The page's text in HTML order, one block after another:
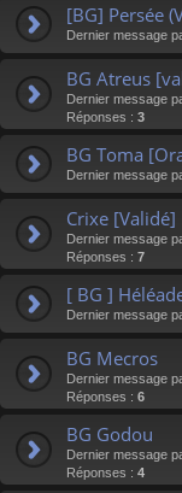
[BG] Persée
Dernier message
BG Atreus
Dernier message
Réponses : 3
BG Toma
Dernier message
Crixe [Validé]
Dernier message
Réponses : 7
[ BG ]
Dernier message
BG Mecros
Dernier message
Réponses : 6
BG Godou
Dernier message
Réponses : 4